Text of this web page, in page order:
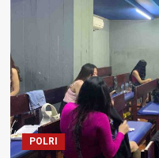
Wisatawan
Mancanegara
Jelajahi
Banda
Neira
dengan
Aman
POLRI